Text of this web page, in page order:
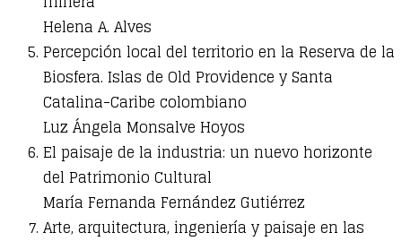
Helena A. Alves
Percepción local del territorio en la Reserva de la
Biosfera. Islas de Old Providence y Santa
Catalina-Caribe colombiano
Luz Ángela Monsalve Hoyos
El paisaje de la industria: un nuevo horizonte
del Patrimonio Cultural
María Fernanda Fernández Gutiérrez
Arte, arquitectura, ingeniería y paisaje en las